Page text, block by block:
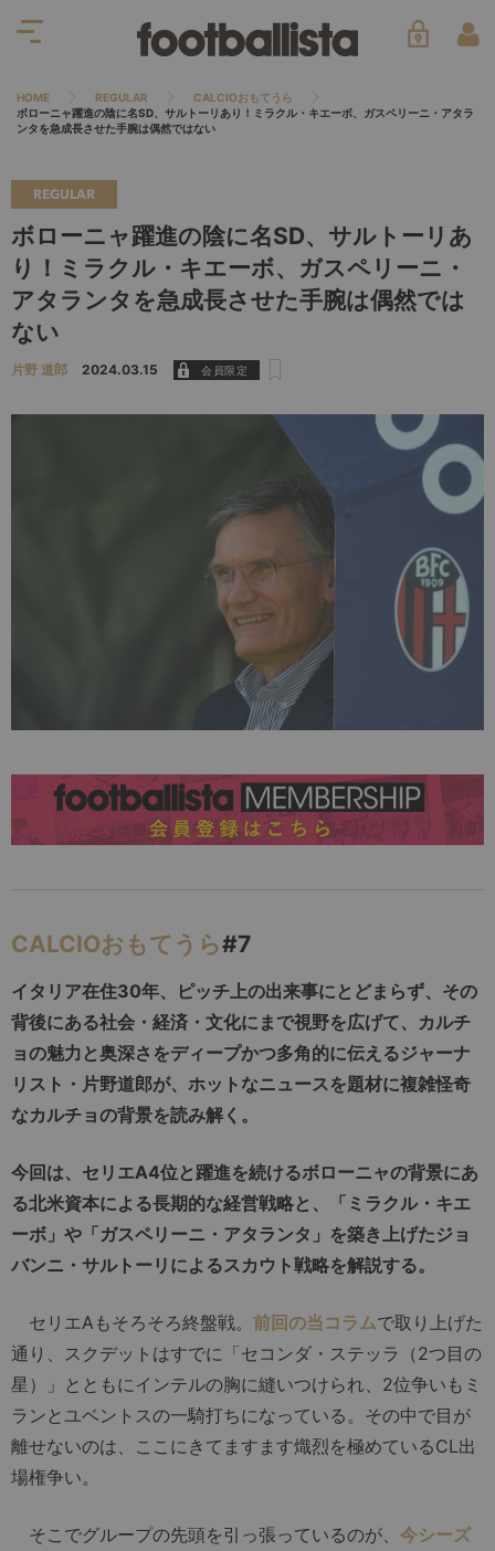
HOME REGULAR
CALCIOおもてうら
ボローニャ躍進の陰に名SD、サルトーリあり！ミラクル・キエーボ、ガスペリーニ・アタラ
ンタを急成長させた手腕は偶然ではない
REGULAR
ボローニャ躍進の陰に名SD、サルトーリあ
り！ミラクル・キエーボ、ガスペリーニ・
アタランタを急成長させた手腕は偶然では
ない
片野 道郎 2024.03.15
CALCIOおもてうら#7
イタリア在住30年、ピッチ上の出来事にとどまらず、その
背後にある社会・経済・文化にまで視野を広げて、カルチ
ョの魅力と奥深さをディープかつ多角的に伝えるジャーナ
リスト・片野道郎が、ホットなニュースを題材に複雑怪奇
なカルチョの背景を読み解く。
今回は、セリエA4位と躍進を続けるボローニャの背景にあ
る北米資本による長期的な経営戦略と、「ミラクル・キエ
ーボ」や「ガスペリーニ・アタランタ」を築き上げたジョ
バンニ・サルトーリによるスカウト戦略を解説する。
セリエAもそろそろ終盤戦。 前回の当コラムで取り上げた
通り、スクデットはすでに「セコンダ・ステッラ（2つ目の
星）」とともにインテルの胸に縫いつけられ、2位争いもミ
ランとユベントスの一騎打ちになっている。その中で目が
離せないのは、ここにきてますます熾烈を極めているCL出
場権争い。
そこでグループの先頭を引っ張っているのが、 今シーズ